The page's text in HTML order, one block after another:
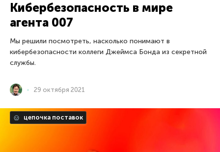
Кибербезопасность в мире
агента 007
Мы решили посмотреть, насколько понимают в
кибербезопасности коллеги Джеймса Бонда из секретной
службы.
29 октября 2021
цепочка поставок